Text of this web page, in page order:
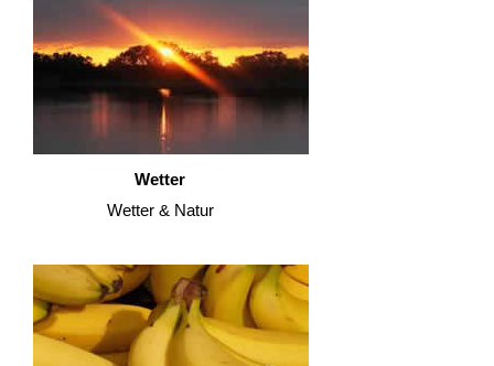
Wetter
Wetter & Natur